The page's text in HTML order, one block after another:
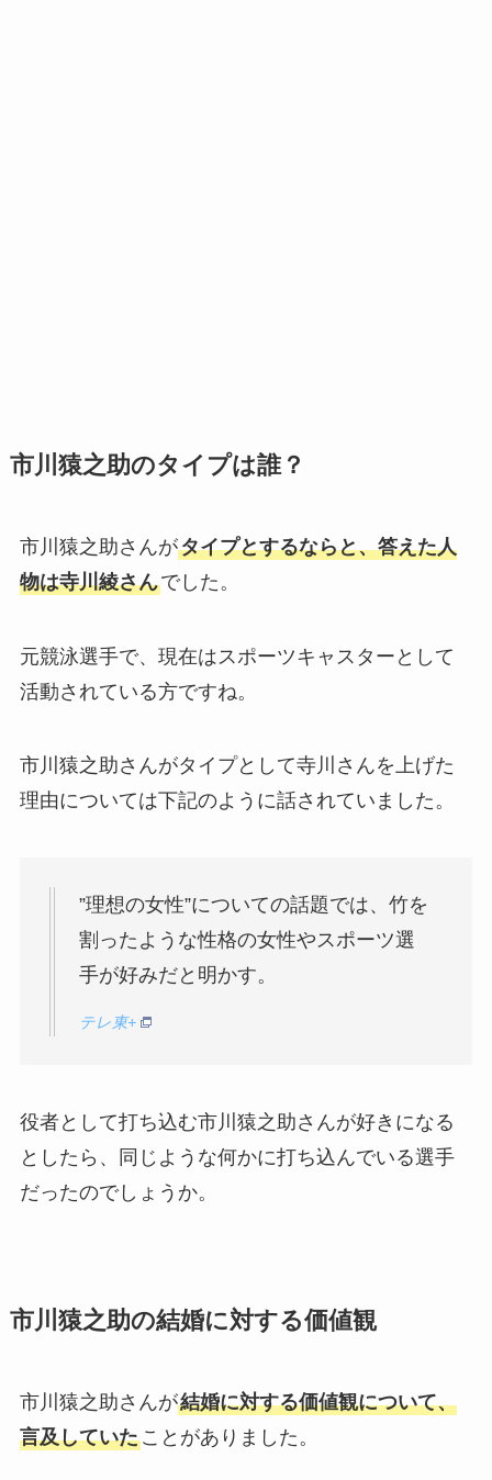
市川猿之助のタイプは誰？
市川猿之助さんがタイプとするならと、答えた人
物は寺川綾さんでした。
元競泳選手で、現在はスポーツキャスターとして
活動されている方ですね。
市川猿之助さんがタイプとして寺川さんを上げた
理由については下記のように話されていました。
”理想の女性”についての話題では、竹を
割ったような性格の女性やスポーツ選
手が好みだと明かす。
テレ東+
役者として打ち込む市川猿之助さんが好きになる
としたら、同じような何かに打ち込んでいる選手
だったのでしょうか。
市川猿之助の結婚に対する価値観
市川猿之助さんが結婚に対する価値観について、
言及していたことがありました。